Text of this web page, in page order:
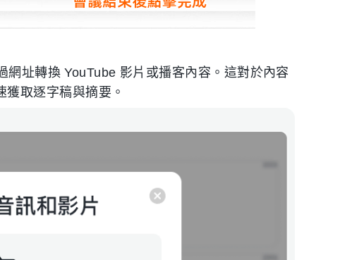
址轉換 YouTube 影片或播客內容。這對於內容
取逐字稿與摘要。